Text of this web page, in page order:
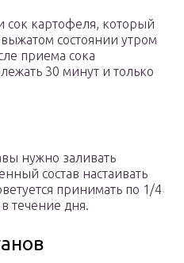
сок картофеля, который
состоянии утром
приема сока
30 минут и только
нужно заливать
состав настаивать
принимать по 1/4
течение дня.